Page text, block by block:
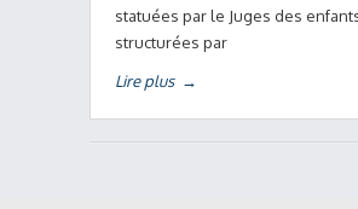
statuées par le Juges des
structurées par
Lire plus →